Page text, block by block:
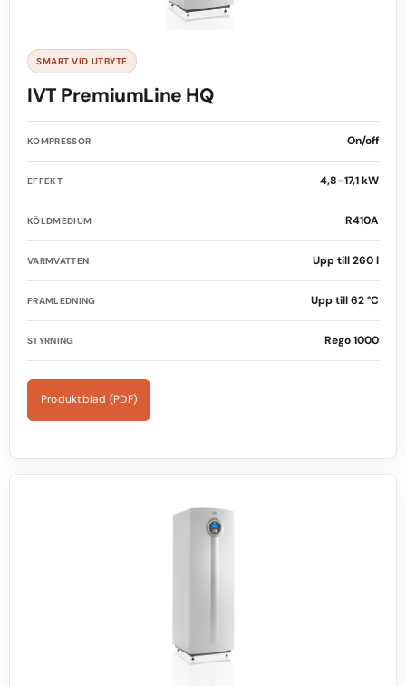
SMART VID UTBYTE
IVT PremiumLine HQ
KOMPRESSOR On/off
EFFEKT 4,8–17,1 kW
KÖLDMEDIUM R410A
VARMVATTEN Upp till 260 l
FRAMLEDNING Upp till 62 °C
STYRNING Rego 1000
Produktblad (PDF)